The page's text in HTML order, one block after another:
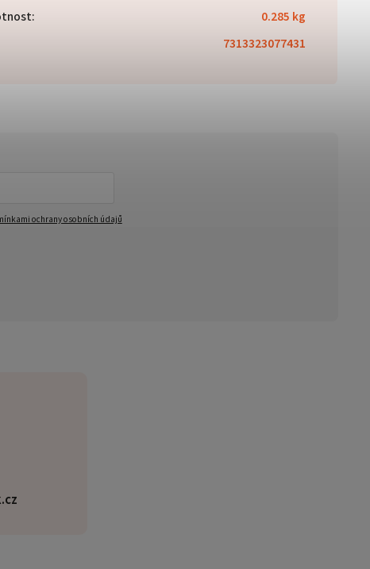
:
0.285 kg
7313323077431
ochrany osobních údajů